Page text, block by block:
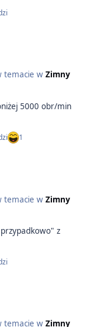
temacie w Zimny
5000 obr/min
1
temacie w Zimny
z
temacie w Zimny